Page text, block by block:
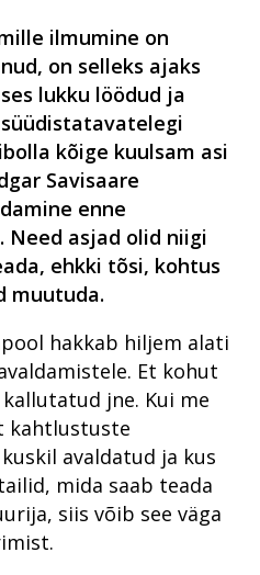
ilmumine on
on selleks ajaks
lukku löödud ja
kõige kuulsam asi
Savisaare
enne
Need asjad olid niigi
ehkki tõsi, kohtus
muutuda.
hakkab hiljem alati
Et kohut
jne. Kui me
kahtlustuste
avaldatud ja kus
mida saab teada
siis võib see väga